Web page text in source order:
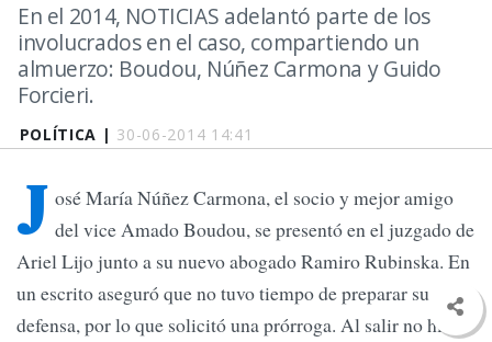
POLÍTICA | 30-06-2014 14:41
En el 2014, NOTICIAS adelantó parte de los
involucrados en el caso, compartiendo un
almuerzo: Boudou, Núñez Carmona y Guido
Forcieri.
J osé María Núñez Carmona, el socio y mejor amigo
del vice Amado Boudou, se presentó en el juzgado de
Ariel Lijo junto a su nuevo abogado Ramiro Rubinska. En
un escrito aseguró que no tuvo tiempo de preparar su
defensa, por lo que solicitó una prórroga. Al salir no hizo